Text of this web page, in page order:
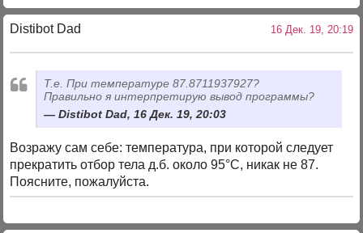
Distibot Dad 16 Дек. 19, 20:19
Т.е. При температуре 87.8711937927?
Правильно я интерпретирую вывод программы?
Distibot Dad, 16 Дек. 19, 20:03
Возражу сам себе: температура, при которой следует
прекратить отбор тела д.б. около 95°С, никак не 87.
Поясните, пожалуйста.